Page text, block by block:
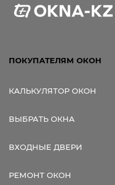
ПОКУПАТЕЛЯМ ОКОН
КАЛЬКУЛЯТОР ОКОН
ВЫБРАТЬ ОКНА
ВХОДНЫЕ ДВЕРИ
РЕМОНТ ОКОН